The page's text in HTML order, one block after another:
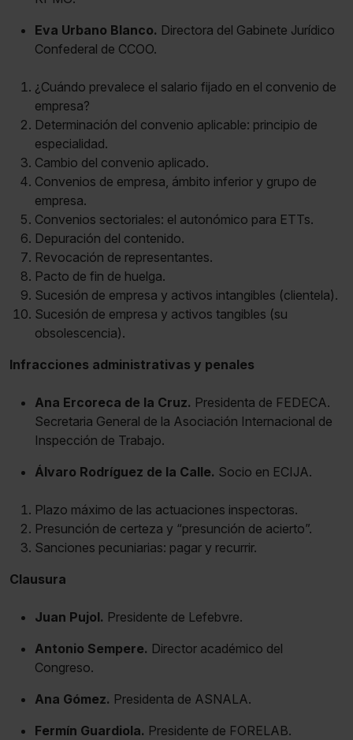
Eva Urbano Blanco. Directora del Gabinete Jurídico
Confederal de CCOO.
¿Cuándo prevalece el salario fijado en el convenio de
empresa?
Determinación del convenio aplicable: principio de
especialidad.
Cambio del convenio aplicado.
Convenios de empresa, ámbito inferior y grupo de
empresa.
Convenios sectoriales: el autonómico para ETTs.
Depuración del contenido.
Revocación de representantes.
Pacto de fin de huelga.
Sucesión de empresa y activos intangibles (clientela).
Sucesión de empresa y activos tangibles (su
obsolescencia).
Infracciones administrativas y penales
Ana Ercoreca de la Cruz. Presidenta de FEDECA.
Secretaria General de la Asociación Internacional de
Inspección de Trabajo.
Álvaro Rodríguez de la Calle. Socio en ECIJA.
Plazo máximo de las actuaciones inspectoras.
Presunción de certeza y “presunción de acierto”.
Sanciones pecuniarias: pagar y recurrir.
Clausura
Juan Pujol. Presidente de Lefebvre.
Antonio Sempere. Director académico del
Congreso.
Ana Gómez. Presidenta de ASNALA.
Fermín Guardiola. Presidente de FORELAB.